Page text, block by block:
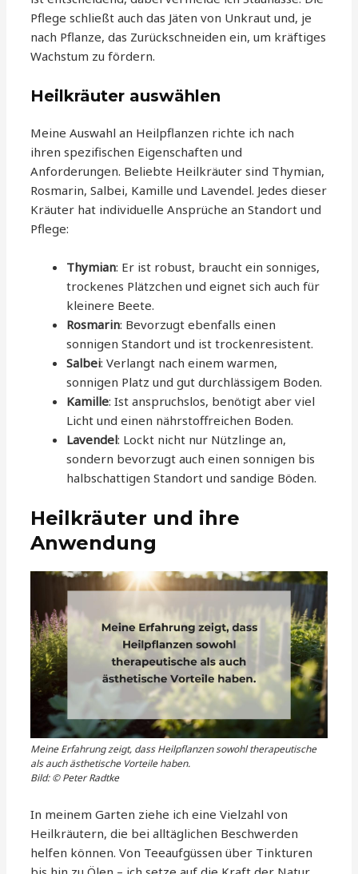
Pflege schließt auch das Jäten von Unkraut und, je
nach Pflanze, das Zurückschneiden ein, um kräftiges
Wachstum zu fördern.
Heilkräuter auswählen
Meine Auswahl an Heilpflanzen richte ich nach
ihren spezifischen Eigenschaften und
Anforderungen. Beliebte Heilkräuter sind Thymian,
Rosmarin, Salbei, Kamille und Lavendel. Jedes dieser
Kräuter hat individuelle Ansprüche an Standort und
Pflege:
Thymian: Er ist robust, braucht ein sonniges,
trockenes Plätzchen und eignet sich auch für
kleinere Beete.
Rosmarin: Bevorzugt ebenfalls einen
sonnigen Standort und ist trockenresistent.
Salbei: Verlangt nach einem warmen,
sonnigen Platz und gut durchlässigem Boden.
Kamille: Ist anspruchslos, benötigt aber viel
Licht und einen nährstoffreichen Boden.
Lavendel: Lockt nicht nur Nützlinge an,
sondern bevorzugt auch einen sonnigen bis
halbschattigen Standort und sandige Böden.
Heilkräuter und ihre
Anwendung
Meine Erfahrung zeigt, dass Heilpflanzen sowohl therapeutische
als auch ästhetische Vorteile haben.
Bild: © Peter Radtke
In meinem Garten ziehe ich eine Vielzahl von
Heilkräutern, die bei alltäglichen Beschwerden
helfen können. Von Teeaufgüssen über Tinkturen